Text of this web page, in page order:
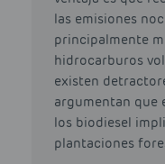
las emisiones
principalmente
hidrocarburos
existen
argumentan que
los biodiesel
plantaciones